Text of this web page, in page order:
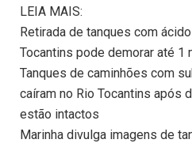
LEIA MAIS:
Retirada de tanques com
Tocantins pode demorar até 1
Tanques de caminhões com
caíram no Rio Tocantins após
estão intactos
Marinha divulga imagens de